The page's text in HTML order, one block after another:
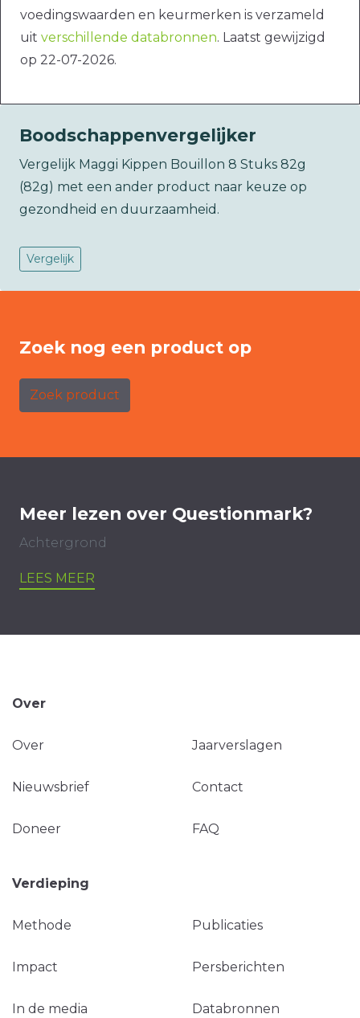
voedingswaarden en keurmerken is verzameld
uit verschillende databronnen. Laatst gewijzigd
op 22-07-2026.
Boodschappenvergelijker
Vergelijk Maggi Kippen Bouillon 8 Stuks 82g
(82g) met een ander product naar keuze op
gezondheid en duurzaamheid.
Vergelijk
Zoek nog een product op
Zoek product
Meer lezen over Questionmark?
Achtergrond
LEES MEER
Over
Over Jaarverslagen
Nieuwsbrief Contact
Doneer FAQ
Verdieping
Methode Publicaties
Impact Persberichten
In de media Databronnen